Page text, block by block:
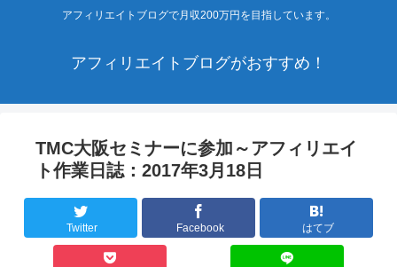
アフィリエイトブログで月収200万円を目指しています。
アフィリエイトブログがおすすめ！
TMC大阪セミナーに参加～アフィリエイ
ト作業日誌：2017年3月18日
Twitter Facebook はてブ